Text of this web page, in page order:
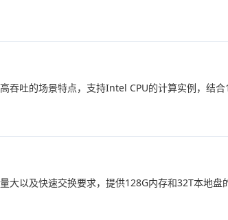
吞吐的场景特点，支持Intel CPU的计算实例，结
大以及快速交换要求，提供128G内存和32T本地